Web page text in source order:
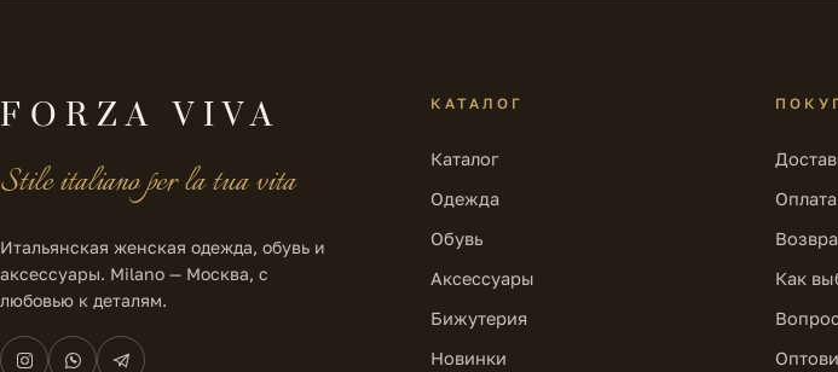
FORZA VIVA
Stile italiano per la tua vita
Итальянская женская одежда, обувь и
аксессуары. Milano — Москва, с
любовью к деталям.
КАТАЛОГ
Каталог
Одежда
Обувь
Аксессуары
Бижутерия
Новинки
Оплата
Как